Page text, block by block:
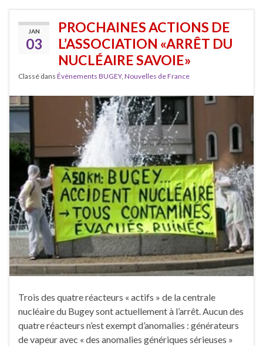
JAN
03
PROCHAINES ACTIONS DE
L’ASSOCIATION «ARRÊT DU
NUCLÉAIRE SAVOIE»
Classé dans Évènements BUGEY, Nouvelles de France
Trois des quatre réacteurs « actifs » de la centrale
nucléaire du Bugey sont actuellement à l’arrêt. Aucun des
quatre réacteurs n’est exempt d’anomalies : générateurs
de vapeur avec « des anomalies génériques sérieuses »